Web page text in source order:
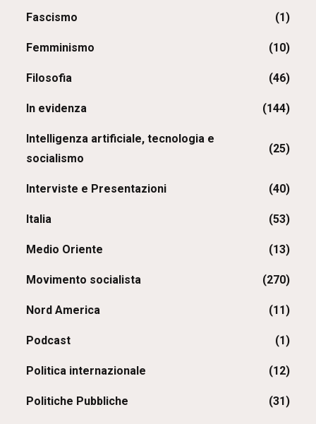
Fascismo (1)
Femminismo (10)
Filosofia (46)
In evidenza (144)
Intelligenza artificiale, tecnologia e
socialismo
(25)
Interviste e Presentazioni (40)
Italia (53)
Medio Oriente (13)
Movimento socialista (270)
Nord America (11)
Podcast (1)
Politica internazionale (12)
Politiche Pubbliche (31)